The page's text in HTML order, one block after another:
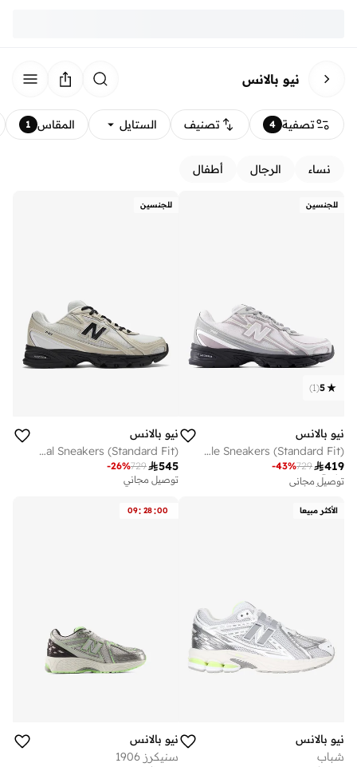
نيو بالانس
تصفية 4 تصنيف الستايل المقاس 1
نساء الرجال أطفال
للجنسين
5
(
1
)
نيو بالانس
Unisex 740 Lifestyle Sneakers (Standard Fit)
419
729
-43%
توصيل مجاني
تم بيع أكثر من 50 مؤخرا
توصيل مجاني
تم بيع أكثر من 50 مؤخرا
للجنسين
نيو بالانس
Unisex 740 casual Sneakers (Standard Fit)
545
729
-26%
توصيل مجاني
الأكثر مبيعا
نيو بالانس
شباب
09: 28:00
نيو بالانس
سنيكرز 1906